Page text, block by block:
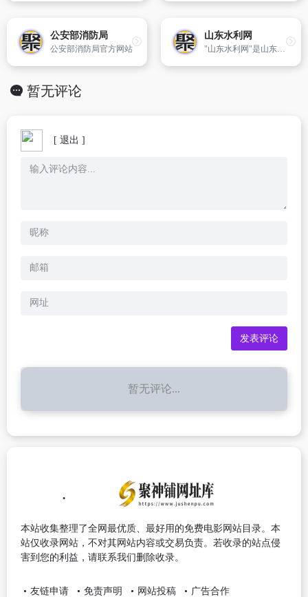
公安部消防局
公安部消防局官方网站
山东水利网
"山东水利网"是山东省水利厅门户网站,是山东省水利厅发布政务信息、宣传水利工作的权威平台,是公众了解水利、水利服务社会的重要窗口。
暂无评论
[ 退出 ]
暂无评论...
本站收集整理了全网最优质、最好用的免费电影网站目录。本
站仅收录网站，不对其网站内容或交易负责。若收录的站点侵
害到您的利益，请联系我们删除收录。
友链申请 免责声明 网站投稿 广告合作